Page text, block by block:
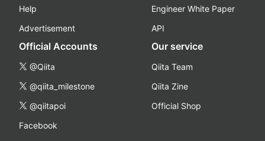
Help
Advertisement
Engineer White Paper
API
Official Accounts
@Qiita
@qiita_milestone
@qiitapoi
Facebook
Our service
Qiita Team
Qiita Zine
Official Shop